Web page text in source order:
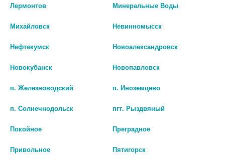
AMDT-11 С АТРАВМАТИЧЕСКИМ
399 руб.
AMNB-502 ПАРОВОЗИК
Лермонтов Минеральные Воды
Михайловск Невинномысск
Нефтекумск Новоалександровск
Новокубанск Новопавловск
п. Железноводский п. Иноземцево
п. Солнечнодольск пгт. Рыздвяный
Покойное Преградное
Привольное Пятигорск